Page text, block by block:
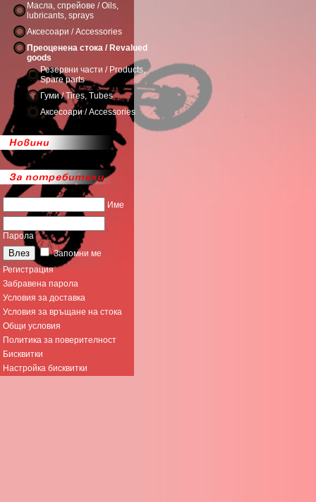
Масла, спрейове / Oils,
lubricants, sprays
Аксесоари / Accessories
Преоценена стока / Revalued
goods
Резервни части / Products,
Spare parts
Гуми / Tires, Tubes
Аксесоари / Accessories
Име
Парола
Запомни ме
Регистрация
Забравена парола
Условия за доставка
Условия за връщане на стока
Общи условия
Политика за поверителност
Бисквитки
Настройка бисквитки